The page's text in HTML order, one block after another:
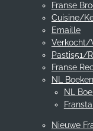
Franse
Cuisine/
Emaille
Verkocht/
Pastis51/
Franse
NL
NL
Nieuwe